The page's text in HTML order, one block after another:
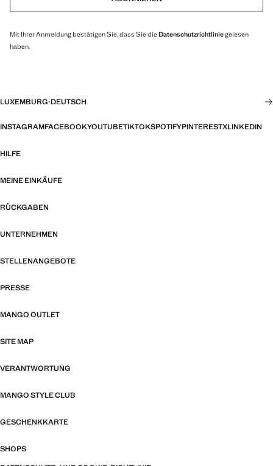
Mit Ihrer Anmeldung bestätigen Sie, dass Sie dieDatenschutzrichtliniegelesen
haben.
LUXEMBURG·DEUTSCH
INSTAGRAMFACEBOOKYOUTUBETIKTOKSPOTIFYPINTERESTXLINKEDIN
HILFE
MEINE EINKÄUFE
RÜCKGABEN
UNTERNEHMEN
STELLENANGEBOTE
PRESSE
MANGO OUTLET
SITE MAP
VERANTWORTUNG
MANGO STYLE CLUB
GESCHENKKARTE
SHOPS